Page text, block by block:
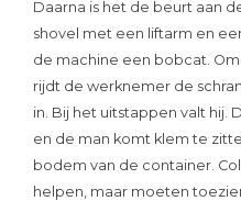
Daarna is het de beurt aan
shovel met een liftarm en
de machine een bobcat.
rijdt de werknemer de
in. Bij het uitstappen valt hij.
en de man komt klem te
bodem van de container.
helpen, maar moeten